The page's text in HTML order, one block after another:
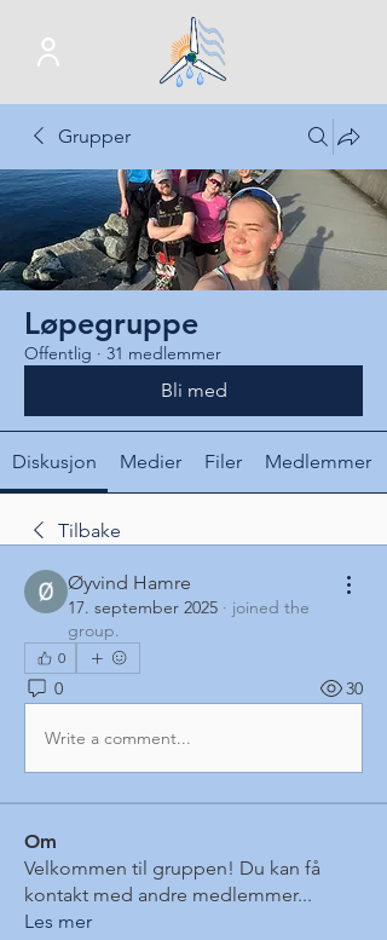
Grupper
Løpegruppe
Offentlig · 31 medlemmer
Bli med
Diskusjon Medier Filer Medlemmer
Tilbake
Øyvind Hamre
17. september 2025 · joined the
group.
0
0 30
Write a comment...
Om
Velkommen til gruppen! Du kan få
kontakt med andre medlemmer...
Les mer